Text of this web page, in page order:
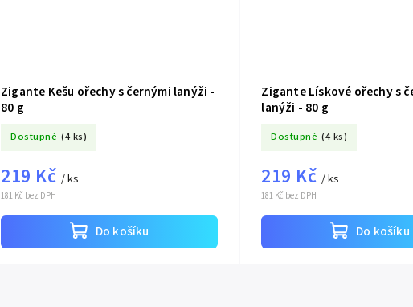
Zigante Kešu ořechy s černými lanýži -
80 g
Dostupné (4 ks)
181 Kč bez DPH
219 Kč / ks
Do košíku
Zigante Lískové ořechy s
lanýži - 80 g
Dostupné (4 ks)
181 Kč bez DPH
219 Kč / ks
Do košíku